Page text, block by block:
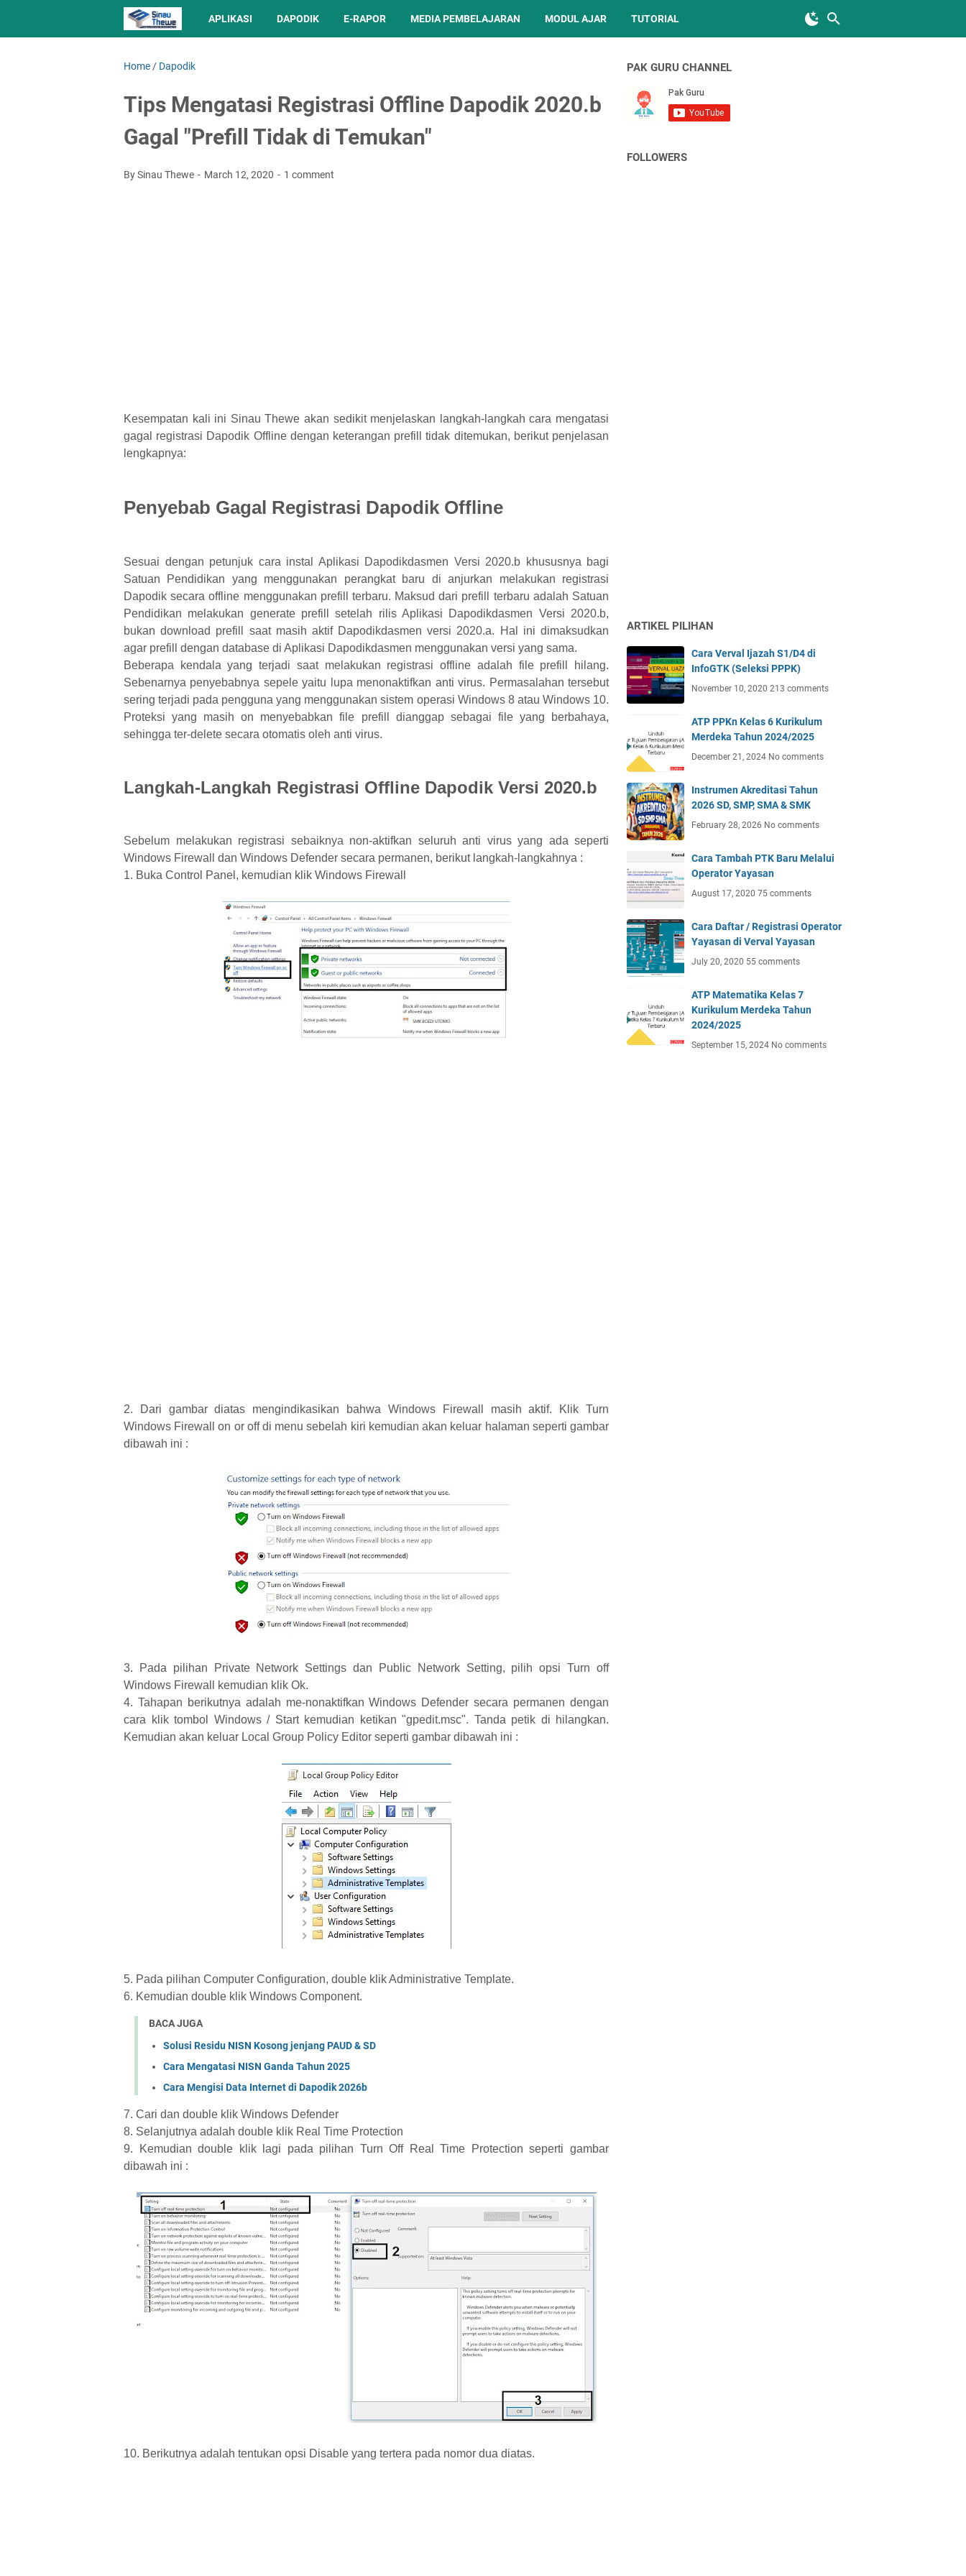
APLIKASI DAPODIK E-RAPOR MEDIA PEMBELAJARAN MODUL AJAR TUTORIAL
Home / Dapodik
Tips Mengatasi Registrasi Offline Dapodik 2020.b
Gagal "Prefill Tidak di Temukan"
By Sinau Thewe March 12, 2020 1 comment
Kesempatan kali ini Sinau Thewe akan sedikit menjelaskan langkah-langkah cara mengatasi
gagal registrasi Dapodik Offline dengan keterangan prefill tidak ditemukan, berikut penjelasan
lengkapnya:
Penyebab Gagal Registrasi Dapodik Offline
Sesuai dengan petunjuk cara instal Aplikasi Dapodikdasmen Versi 2020.b khususnya bagi
Satuan Pendidikan yang menggunakan perangkat baru di anjurkan melakukan registrasi
Dapodik secara offline menggunakan prefill terbaru. Maksud dari prefill terbaru adalah Satuan
Pendidikan melakukan generate prefill setelah rilis Aplikasi Dapodikdasmen Versi 2020.b,
bukan download prefill saat masih aktif Dapodikdasmen versi 2020.a. Hal ini dimaksudkan
agar prefill dengan database di Aplikasi Dapodikdasmen menggunakan versi yang sama.
Beberapa kendala yang terjadi saat melakukan registrasi offline adalah file prefill hilang.
Sebenarnya penyebabnya sepele yaitu lupa menonaktifkan anti virus. Permasalahan tersebut
sering terjadi pada pengguna yang menggunakan sistem operasi Windows 8 atau Windows 10.
Proteksi yang masih on menyebabkan file prefill dianggap sebagai file yang berbahaya,
sehingga ter-delete secara otomatis oleh anti virus.
Langkah-Langkah Registrasi Offline Dapodik Versi 2020.b
Sebelum melakukan registrasi sebaiknya non-aktifkan seluruh anti virus yang ada seperti
Windows Firewall dan Windows Defender secara permanen, berikut langkah-langkahnya :
1. Buka Control Panel, kemudian klik Windows Firewall
2. Dari gambar diatas mengindikasikan bahwa Windows Firewall masih aktif. Klik Turn
Windows Firewall on or off di menu sebelah kiri kemudian akan keluar halaman seperti gambar
dibawah ini :
3. Pada pilihan Private Network Settings dan Public Network Setting, pilih opsi Turn off
Windows Firewall kemudian klik Ok.
4. Tahapan berikutnya adalah me-nonaktifkan Windows Defender secara permanen dengan
cara klik tombol Windows / Start kemudian ketikan "gpedit.msc". Tanda petik di hilangkan.
Kemudian akan keluar Local Group Policy Editor seperti gambar dibawah ini :
5. Pada pilihan Computer Configuration, double klik Administrative Template.
6. Kemudian double klik Windows Component.
BACA JUGA
Solusi Residu NISN Kosong jenjang PAUD & SD
Cara Mengatasi NISN Ganda Tahun 2025
Cara Mengisi Data Internet di Dapodik 2026b
7. Cari dan double klik Windows Defender
8. Selanjutnya adalah double klik Real Time Protection
9. Kemudian double klik lagi pada pilihan Turn Off Real Time Protection seperti gambar
dibawah ini :
10. Berikutnya adalah tentukan opsi Disable yang tertera pada nomor dua diatas.
PAK GURU CHANNEL
FOLLOWERS
ARTIKEL PILIHAN
Cara Verval Ijazah S1/D4 di
InfoGTK (Seleksi PPPK)
November 10, 2020 213 comments
ATP PPKn Kelas 6 Kurikulum
Merdeka Tahun 2024/2025
December 21, 2024 No comments
Instrumen Akreditasi Tahun
2026 SD, SMP, SMA & SMK
February 28, 2026 No comments
Cara Tambah PTK Baru Melalui
Operator Yayasan
August 17, 2020 75 comments
Cara Daftar / Registrasi Operator
Yayasan di Verval Yayasan
July 20, 2020 55 comments
ATP Matematika Kelas 7
Kurikulum Merdeka Tahun
2024/2025
September 15, 2024 No comments